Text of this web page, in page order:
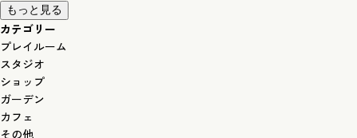
もっと見る
カテゴリー
プレイルーム
スタジオ
ショップ
ガーデン
カフェ
その他